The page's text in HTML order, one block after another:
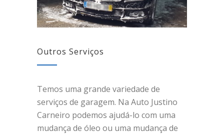
Outros Serviços
Temos uma grande variedade de
serviços de garagem. Na Auto Justino
Carneiro podemos ajudá-lo com uma
mudança de óleo ou uma mudança de